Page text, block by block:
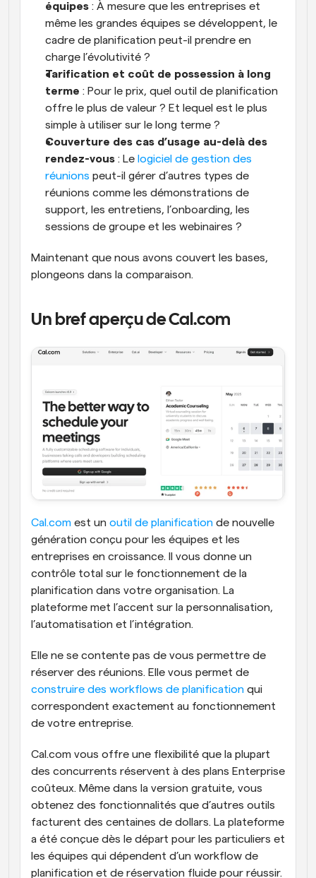
équipes : À mesure que les entreprises et
même les grandes équipes se développent, le
cadre de planification peut-il prendre en
charge l’évolutivité ?
Tarification et coût de possession à long
terme : Pour le prix, quel outil de planification
offre le plus de valeur ? Et lequel est le plus
simple à utiliser sur le long terme ?
Couverture des cas d’usage au-delà des
rendez-vous : Le logiciel de gestion des
réunions peut-il gérer d’autres types de
réunions comme les démonstrations de
support, les entretiens, l’onboarding, les
sessions de groupe et les webinaires ?
Maintenant que nous avons couvert les bases,
plongeons dans la comparaison.
Un bref aperçu de Cal.com
Cal.com est un outil de planification de nouvelle
génération conçu pour les équipes et les
entreprises en croissance. Il vous donne un
contrôle total sur le fonctionnement de la
planification dans votre organisation. La
plateforme met l’accent sur la personnalisation,
l’automatisation et l’intégration.
Elle ne se contente pas de vous permettre de
construire des workflows de planification qui
correspondent exactement au fonctionnement
de votre entreprise.
Cal.com vous offre une flexibilité que la plupart
des concurrents réservent à des plans Enterprise
coûteux. Même dans la version gratuite, vous
obtenez des fonctionnalités que d’autres outils
facturent des centaines de dollars. La plateforme
a été conçue dès le départ pour les particuliers et
les équipes qui dépendent d’un workflow de
planification et de réservation fluide pour réussir.